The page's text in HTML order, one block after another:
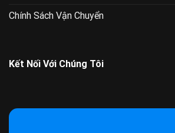
Chính Sách Vận Chuyển
Kết Nối Với Chúng Tôi